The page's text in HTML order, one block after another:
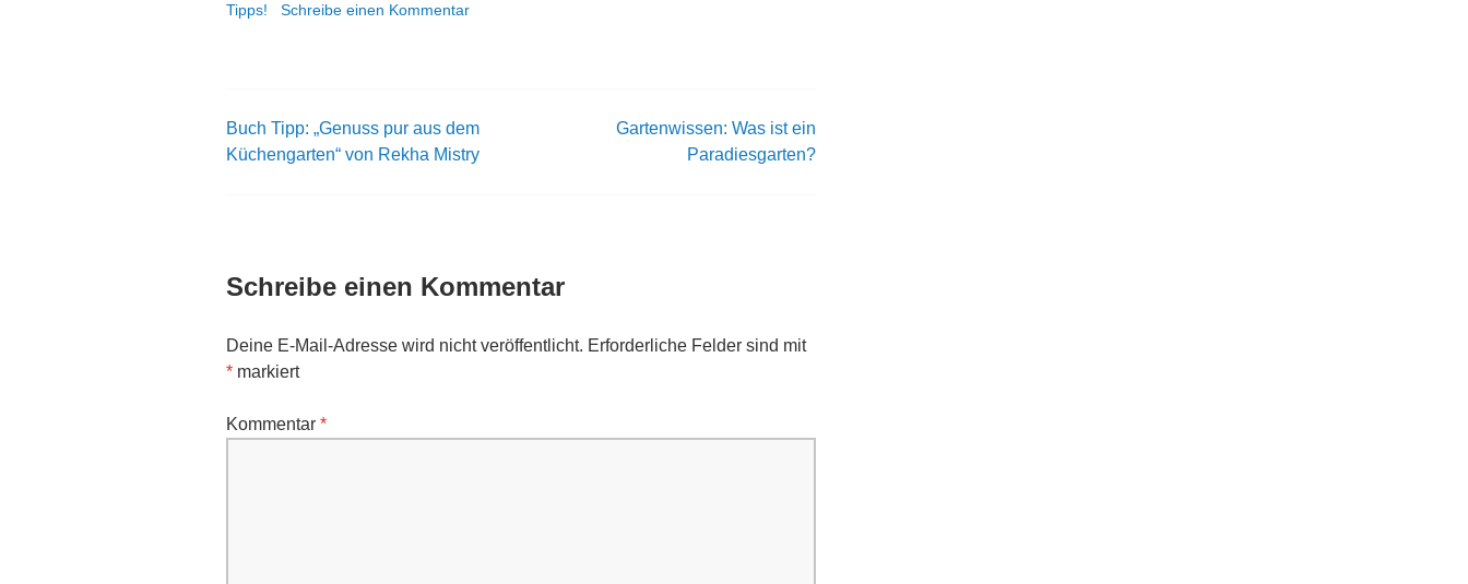
Tipps!
Schreibe einen Kommentar
Beitrags-
Buch Tipp: „Genuss pur aus dem
Küchengarten“ von Rekha Mistry
Gartenwissen: Was ist ein
Paradiesgarten?
Schreibe einen Kommentar
Deine E-Mail-Adresse wird nicht veröffentlicht. Erforderliche Felder sind mit
* markiert
Kommentar *